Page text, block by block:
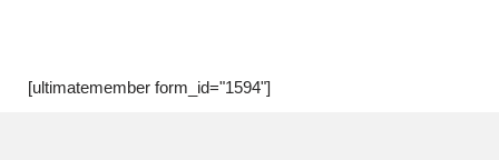
[ultimatemember form_id="1594"]